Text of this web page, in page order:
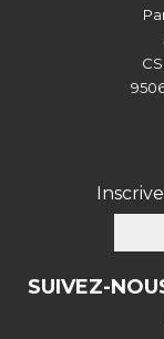
SUIVEZ-